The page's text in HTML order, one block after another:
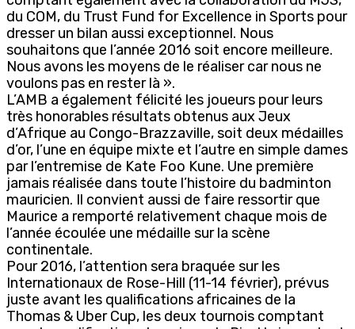
du COM, du Trust Fund for Excellence in Sports pour
dresser un bilan aussi exceptionnel. Nous
souhaitons que l’année 2016 soit encore meilleure.
Nous avons les moyens de le réaliser car nous ne
voulons pas en rester là ».
L’AMB a également félicité les joueurs pour leurs
très honorables résultats obtenus aux Jeux
d’Afrique au Congo-Brazzaville, soit deux médailles
d’or, l’une en équipe mixte et l’autre en simple dames
par l’entremise de Kate Foo Kune. Une première
jamais réalisée dans toute l’histoire du badminton
mauricien. Il convient aussi de faire ressortir que
Maurice a remporté relativement chaque mois de
l’année écoulée une médaille sur la scène
continentale.
Pour 2016, l’attention sera braquée sur les
Internationaux de Rose-Hill (11-14 février), prévus
juste avant les qualifications africaines de la
Thomas & Uber Cup, les deux tournois comptant